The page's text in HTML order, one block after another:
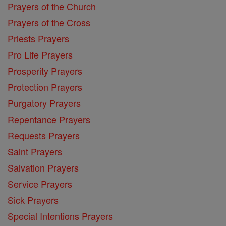
Prayers of the Church
Prayers of the Cross
Priests Prayers
Pro Life Prayers
Prosperity Prayers
Protection Prayers
Purgatory Prayers
Repentance Prayers
Requests Prayers
Saint Prayers
Salvation Prayers
Service Prayers
Sick Prayers
Special Intentions Prayers